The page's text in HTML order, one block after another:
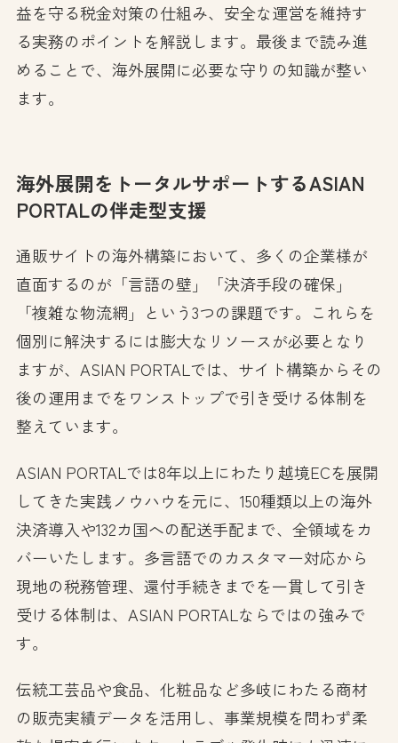
益を守る税金対策の仕組み、安全な運営を維持す
る実務のポイントを解説します。最後まで読み進
めることで、海外展開に必要な守りの知識が整い
ます。
海外展開をトータルサポートするASIAN
PORTALの伴走型支援
通販サイトの海外構築において、多くの企業様が
直面するのが「言語の壁」「決済手段の確保」
「複雑な物流網」という3つの課題です。これらを
個別に解決するには膨大なリソースが必要となり
ますが、ASIAN PORTALでは、サイト構築からその
後の運用までをワンストップで引き受ける体制を
整えています。
ASIAN PORTALでは8年以上にわたり越境ECを展開
してきた実践ノウハウを元に、150種類以上の海外
決済導入や132カ国への配送手配まで、全領域をカ
バーいたします。多言語でのカスタマー対応から
現地の税務管理、還付手続きまでを一貫して引き
受ける体制は、ASIAN PORTALならではの強みで
す。
伝統工芸品や食品、化粧品など多岐にわたる商材
の販売実績データを活用し、事業規模を問わず柔